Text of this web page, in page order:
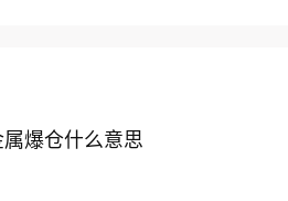
热性。由于这些特性，贵金属
用，还被用于电子产品、工业
属爆仓什么意思